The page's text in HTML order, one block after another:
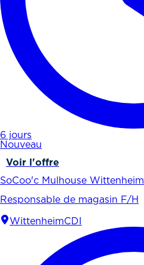
6 jours
Nouveau
Voir l'offre
SoCoo'c Mulhouse Wittenheim
Responsable de magasin F/H
WittenheimCDI